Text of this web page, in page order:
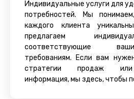
Индивидуальные услуги для
потребностей. Мы
каждого клиента
предлагаем
соответствующие
требованиям. Если вам
стратегии продаж или
информация, мы здесь, чтобы